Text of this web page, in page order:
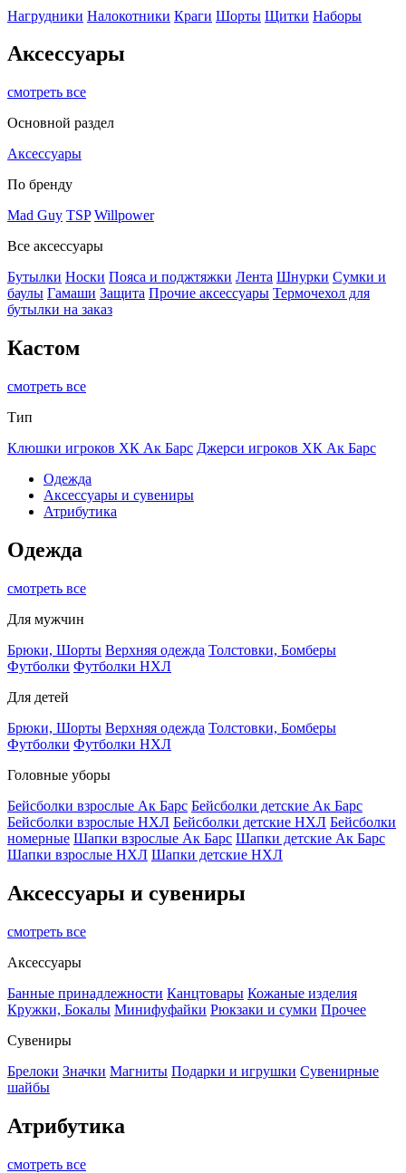
Нагрудники Налокотники Краги Шорты Щитки Наборы
Аксессуары
смотреть все
Основной раздел
Аксессуары
По бренду
Mad Guy TSP Willpower
Все аксессуары
Бутылки Носки Пояса и поджтяжки Лента Шнурки Сумки и
баулы Гамаши Защита Прочие аксессуары Термочехол для
бутылки на заказ
Кастом
смотреть все
Тип
Клюшки игроков ХК Ак Барс Джерси игроков ХК Ак Барс
Одежда
Аксессуары и сувениры
Атрибутика
Одежда
смотреть все
Для мужчин
Брюки, Шорты Верхняя одежда Толстовки, Бомберы
Футболки Футболки НХЛ
Для детей
Брюки, Шорты Верхняя одежда Толстовки, Бомберы
Футболки Футболки НХЛ
Головные уборы
Бейсболки взрослые Ак Барс Бейсболки детские Ак Барс
Бейсболки взрослые НХЛ Бейсболки детские НХЛ Бейсболки
номерные Шапки взрослые Ак Барс Шапки детские Ак Барс
Шапки взрослые НХЛ Шапки детские НХЛ
Аксессуары и сувениры
смотреть все
Аксессуары
Банные принадлежности Канцтовары Кожаные изделия
Кружки, Бокалы Минифуфайки Рюкзаки и сумки Прочее
Сувениры
Брелоки Значки Магниты Подарки и игрушки Сувенирные
шайбы
Атрибутика
смотреть все